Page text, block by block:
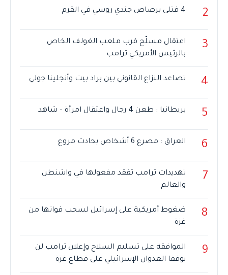
2 4 قتلى برصاص جندي روسي في القرم
3
اعتقال مسلّح قرب ملعب الغولف الخاص
بالرئيس الأمريكي ترامب
4 تصاعد النزاع القانوني بين براد بيت وأنجلينا جولي
5 بريطانيا : طعن 4 رجال واعتقال امرأة – شاهد
6 العراق : مصرع 6 أشخاص بحادث مروع
7
تهديدات ترامب تفقد مفعولها في واشنطن
والعالم
8
ضغوط أمريكية على إسرائيل لسحب قواتها من
غزة
9
الموافقة على تسليم السلاح وإعلان ترامب لن
يوقفا العدوان الإسرائيلي على قطاع غزة